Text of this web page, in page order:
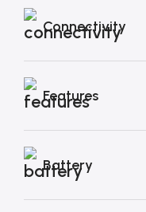
Connectivity
Features
Battery